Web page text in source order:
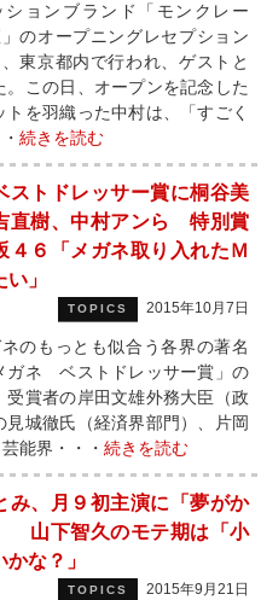
ョンブランド「モンクレー
のオープニングレセプション
東京都内で行われ、ゲストと
この日、オープンを記念した
を羽織った中村は、「すごく
続きを読む
ストドレッサー賞に桐谷美
直樹、中村アンら 特別賞
４６「メガネ取り入れたＭ
」
TOPICS 2015年10月7日
のもっとも似合う各界の著名
ネ ベストドレッサー賞」の
賞者の岸田文雄外務大臣（政
城徹氏（経済界部門）、片岡
能界・・・ 続きを読む
み、月９初主演に「夢がか
山下智久のモテ期は「小
かな？」
TOPICS 2015年9月21日